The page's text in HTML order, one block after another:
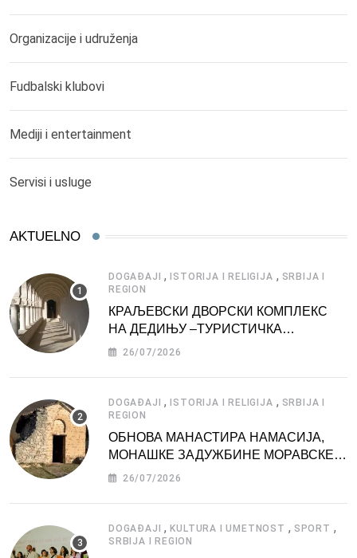
Organizacije i udruženja
Fudbalski klubovi
Mediji i entertainment
Servisi i usluge
AKTUELNO
DOGAĐAJI , ISTORIJA I RELIGIJA , SRBIJA I
REGION
КРАЉЕВСКИ ДВОРСКИ КОМПЛЕКС
НА ДЕДИЊУ –ТУРИСТИЧКА
АТРАКЦИЈА
26/07/2026
DOGAĐAJI , ISTORIJA I RELIGIJA , SRBIJA I
REGION
ОБНОВА МАНАСТИРА НАМАСИЈА,
МОНАШКЕ ЗАДУЖБИНЕ МОРАВСКЕ
СРБИЈЕ
26/07/2026
DOGAĐAJI ,KULTURA I UMETNOST , SPORT ,
SRBIJA I REGION